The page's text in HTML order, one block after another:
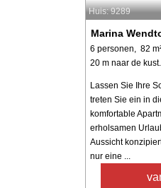
Huis: 9289
Marina
6 personen, 82
20 m naar de kust.
Lassen Sie Ihre
treten Sie ein in
komfortable
erholsamen
Aussicht
nur eine ...